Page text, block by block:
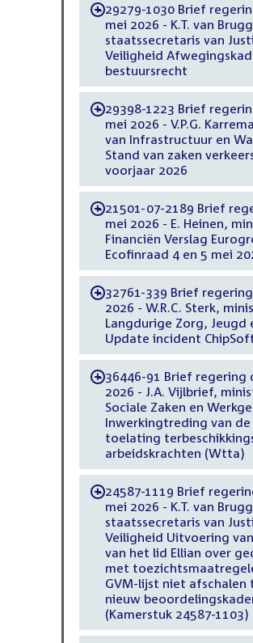
-29279-1030 Brief
mei 2026 - K.T. van
staatssecretaris van
Veiligheid
bestuursrecht
-29398-1223 Brief
mei 2026 - V.P.G.
van Infrastructuur en
Stand van zaken
voorjaar 2026
-21501-07-2189 Brief
mei 2026 - E. Heinen,
Financiën Verslag
Ecofinraad 4 en 5 mei
-32761-339 Brief
2026 - W.R.C. Sterk,
Langdurige Zorg, Jeugd
Update incident
-36446-91 Brief regering
2026 - J.A. Vijlbrief,
Sociale Zaken en
Inwerkingtreding van
toelating
arbeidskrachten (Wtta)
-24587-1119 Brief
mei 2026 - K.T. van
staatssecretaris van
Veiligheid Uitvoering
van het lid Ellian over
met
GVM-lijst niet afschalen
nieuw
(Kamerstuk 24587-1103)